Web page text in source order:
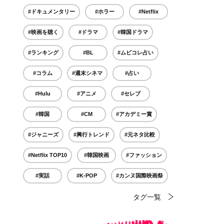
#ドキュメンタリー #ホラー #Netflix
#映画を聴く #ドラマ #韓国ドラマ
#ランキング #BL #ムビコレ占い
#コラム #週末シネマ #占い
#Hulu #アニメ #セレブ
#韓国 #CM #アカデミー賞
#ジャニーズ #興行トレンド #元ネタ比較
#Netflix TOP10 #韓国映画 #ファッション
#実話 #K-POP #カンヌ国際映画祭
タグ一覧